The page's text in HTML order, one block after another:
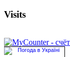
Visits